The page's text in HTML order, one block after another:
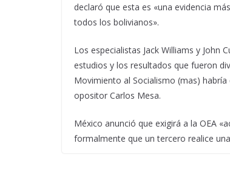
declaró que esta es «una evidencia
todos los bolivianos».
Los especialistas Jack Williams y John
estudios y los resultados que fueron
Movimiento al Socialismo (mas)
opositor Carlos Mesa.
México anunció que exigirá a la OEA
formalmente que un tercero realice